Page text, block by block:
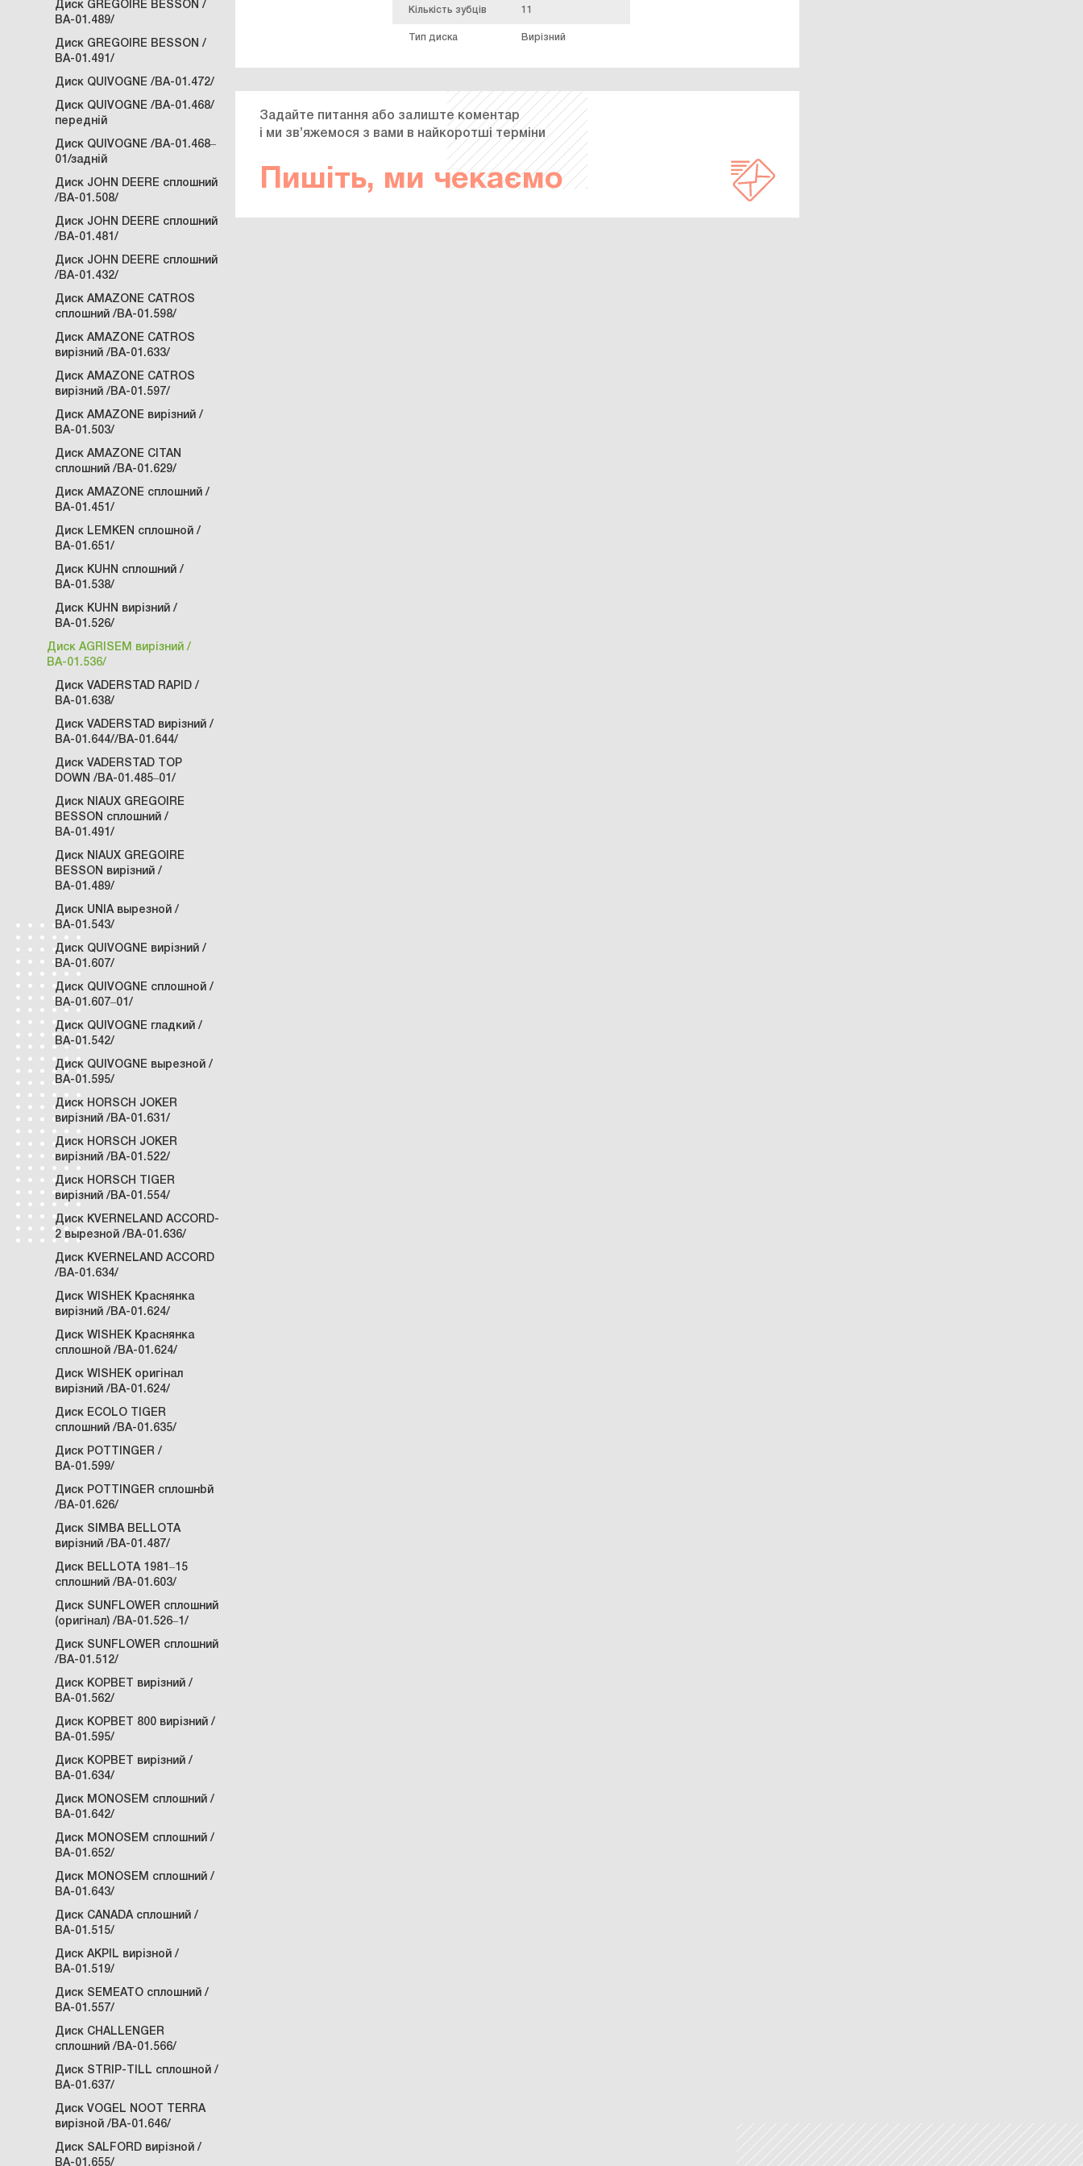
Диск GREGOIRE BESSON /
ВА-01.489/
Диск GREGOIRE BESSON /
ВА-01.491/
Диск QUIVOGNE /ВА-01.472/
Диск QUIVOGNE /ВА-01.468/
передній
Диск QUIVOGNE /ВА-01.468‒
01/задній
Диск JOHN DEERE сплошний
/ВА-01.508/
Диск JOHN DEERE сплошний
/ВА-01.481/
Диск JOHN DEERE сплошний
/ВА-01.432/
Диск AMAZONE CATROS
сплошний /ВА-01.598/
Диск AMAZONE CATROS
вирізний /ВА-01.633/
Диск AMAZONE CATROS
вирізний /ВА-01.597/
Диск AMAZONE вирізний /
ВА-01.503/
Диск AMAZONE CITAN
сплошний /ВА-01.629/
Диск AMAZONE сплошний /
ВА-01.451/
Диск LEMKEN сплошной /
ВА-01.651/
Диск KUHN сплошний /
ВА-01.538/
Диск KUHN вирізний /
ВА-01.526/
Диск AGRISEM вирізний /
ВА-01.536/
Диск VADERSTAD RAPID /
ВА-01.638/
Диск VADERSTAD вирізний /
ВА-01.644//ВА-01.644/
Диск VADERSTAD TOP
DOWN /ВА-01.485‒01/
Диск NIAUX GREGOIRE
BESSON сплошний /
ВА-01.491/
Диск NIAUX GREGOIRE
BESSON вирізний /
ВА-01.489/
Диск UNIA вырезной /
ВА-01.543/
Диск QUIVOGNE вирізний /
ВА-01.607/
Диск QUIVOGNE сплошной /
ВА-01.607‒01/
Диск QUIVOGNE гладкий /
ВА-01.542/
Диск QUIVOGNE вырезной /
ВА-01.595/
Диск HORSCH JOKER
вирiзний /ВА-01.631/
Диск HORSCH JOKER
вирізний /ВА-01.522/
Диск HORSCH TIGER
вирізний /ВА-01.554/
Диск KVERNELAND ACCORD-
2 вырезной /ВА-01.636/
Диск KVERNELAND ACCORD
/ВА-01.634/
Диск WISHEK Краснянка
вирізний /ВА-01.624/
Диск WISHEK Краснянка
сплошной /ВА-01.624/
Диск WISHEK оригінал
вирізний /ВА-01.624/
Диск ECOLO TIGER
сплошний /ВА-01.635/
Диск POTTINGER /
ВА-01.599/
Диск POTTINGER сплошнbй
/ВА-01.626/
Диск SIMBA BELLOTA
вирізний /ВА-01.487/
Диск BELLOTA 1981‒15
сплошний /ВА-01.603/
Диск SUNFLOWER сплошний
(оригінал) /ВА-01.526‒1/
Диск SUNFLOWER сплошний
/ВА-01.512/
Диск КОРВЕТ вирізний /
ВА-01.562/
Диск КОРВЕТ 800 вирізний /
ВА-01.595/
Диск КОРВЕТ вирізний /
ВА-01.634/
Диск MONOSEM сплошний /
ВА-01.642/
Диск MONOSEM сплошний /
ВА-01.652/
Диск MONOSEM сплошний /
ВА-01.643/
Диск CANADA сплошний /
ВА-01.515/
Диск AKPIL вирізной /
ВА-01.519/
Диск SEMEATO сплошний /
ВА-01.557/
Диск CHALLENGER
сплошний /ВА-01.566/
Диск STRIP-TILL сплошной /
ВА-01.637/
Диск VOGEL NOOT TERRA
вирізной /ВА-01.646/
Диск SALFORD вирізной /
ВА-01.655/
Кількість зубців 11
Тип диска Вирізний
Задайте питання або залиште коментар
і ми зв’яжемося з вами в найкоротші терміни
Пишіть, ми чекаємо